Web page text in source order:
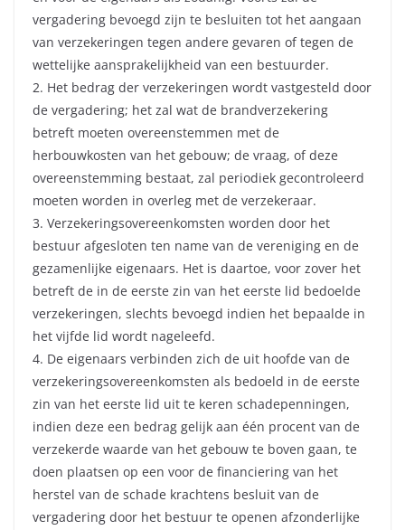
vergadering bevoegd zijn te besluiten tot het aangaan
van verzekeringen tegen andere gevaren of tegen de
wettelijke aansprakelijkheid van een bestuurder.
2. Het bedrag der verzekeringen wordt vastgesteld door
de vergadering; het zal wat de brandverzekering
betreft moeten overeenstemmen met de
herbouwkosten van het gebouw; de vraag, of deze
overeenstemming bestaat, zal periodiek gecontroleerd
moeten worden in overleg met de verzekeraar.
3. Verzekeringsovereenkomsten worden door het
bestuur afgesloten ten name van de vereniging en de
gezamenlijke eigenaars. Het is daartoe, voor zover het
betreft de in de eerste zin van het eerste lid bedoelde
verzekeringen, slechts bevoegd indien het bepaalde in
het vijfde lid wordt nageleefd.
4. De eigenaars verbinden zich de uit hoofde van de
verzekeringsovereenkomsten als bedoeld in de eerste
zin van het eerste lid uit te keren schadepenningen,
indien deze een bedrag gelijk aan één procent van de
verzekerde waarde van het gebouw te boven gaan, te
doen plaatsen op een voor de financiering van het
herstel van de schade krachtens besluit van de
vergadering door het bestuur te openen afzonderlijke